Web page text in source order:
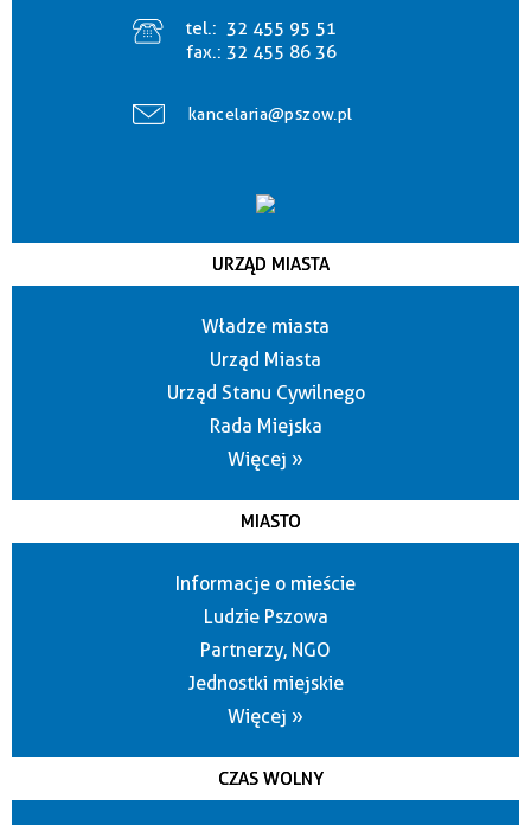
tel.: 32 455 95 51
fax.: 32 455 86 36
kancelaria@pszow.pl
URZĄD MIASTA
Władze miasta
Urząd Miasta
Urząd Stanu Cywilnego
Rada Miejska
Więcej »
MIASTO
Informacje o mieście
Ludzie Pszowa
Partnerzy, NGO
Jednostki miejskie
Więcej »
CZAS WOLNY